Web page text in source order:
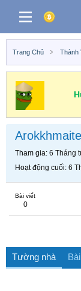
Trang Chủ Thành
Arokkhmaite
Tham gia 6 Tháng
Hoạt động cuối 6
Bài viết
0
Tường nhà